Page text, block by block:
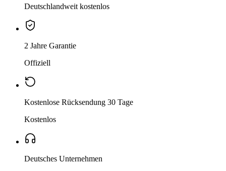
Deutschlandweit kostenlos
2 Jahre Garantie
Offiziell
Kostenlose Rücksendung 30 Tage
Kostenlos
Deutsches Unternehmen